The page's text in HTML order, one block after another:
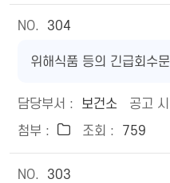
304
위해식품 등의 긴급회수문
보건소
759
303